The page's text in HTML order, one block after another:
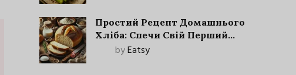
Простий Рецепт Домашнього
Хліба: Спечи Свій Перший
Запашний Хліб!
byEatsy